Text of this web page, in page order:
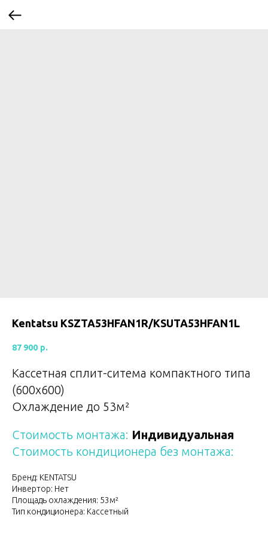
Kentatsu KSZTA53HFAN1R/KSUTA53HFAN1L
87 900 р.
Кассетная сплит-ситема компактного типа
(600х600)
Охлаждение до 53м²
Стоимость монтажа: Индивидуальная
Стоимость кондиционера без монтажа:
Бренд: KENTATSU
Инвертор: Нет
Площадь охлаждения: 53м²
Тип кондиционера: Кассетный